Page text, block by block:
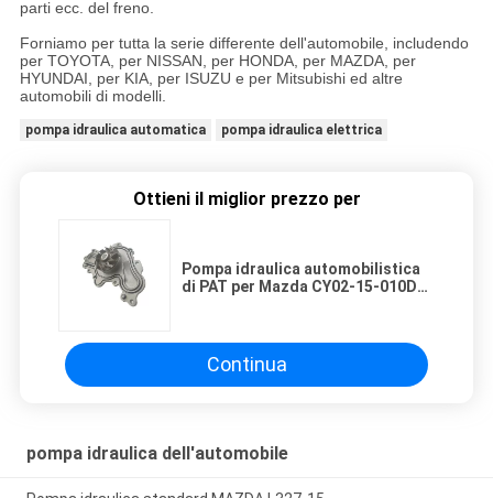
parti ecc. del freno.
Forniamo per tutta la serie differente dell'automobile, includendo
per TOYOTA, per NISSAN, per HONDA, per MAZDA, per
HYUNDAI, per KIA, per ISUZU e per Mitsubishi ed altre
automobili di modelli.
pompa idraulica automatica pompa idraulica elettrica
Ottieni il miglior prezzo per
Pompa idraulica automobilistica
di PAT per Mazda CY02-15-010D
Continua
pompa idraulica dell'automobile